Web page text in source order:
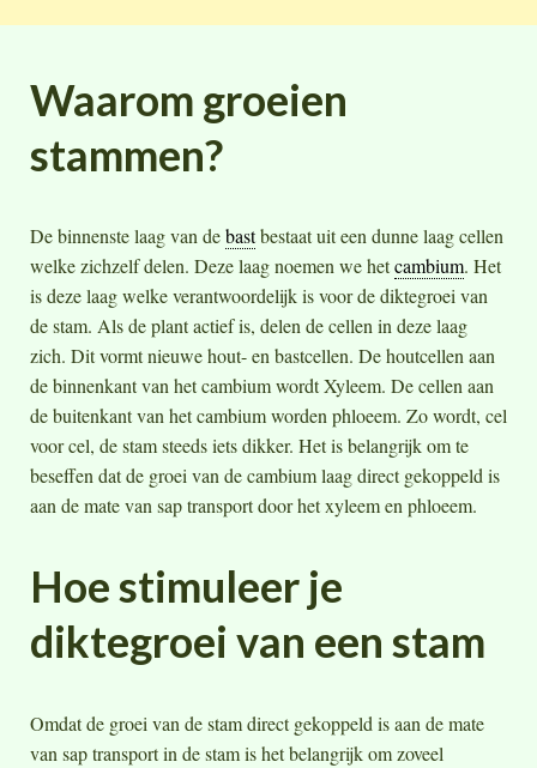
Waarom groeien
stammen?
De binnenste laag van debastbestaat uit een dunne laag cellen
welke zichzelf delen. Deze laag noemen we hetcambium. Het
is deze laag welke verantwoordelijk is voor de diktegroei van
de stam. Als de plant actief is, delen de cellen in deze laag
zich. Dit vormt nieuwe hout- en bastcellen. De houtcellen aan
de binnenkant van het cambium wordt Xyleem. De cellen aan
de buitenkant van het cambium worden phloeem. Zo wordt, cel
voor cel, de stam steeds iets dikker. Het is belangrijk om te
beseffen dat de groei van de cambium laag direct gekoppeld is
aan de mate van sap transport door het xyleem en phloeem.
Hoe stimuleer je
diktegroei van een stam
Omdat de groei van de stam direct gekoppeld is aan de mate
van sap transport in de stam is het belangrijk om zoveel